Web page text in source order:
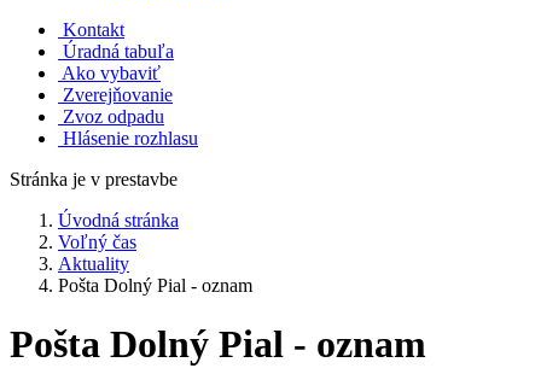
Kontakt
Úradná tabuľa
Ako vybaviť
Zverejňovanie
Zvoz odpadu
Hlásenie rozhlasu
Stránka je v prestavbe
Úvodná stránka
Voľný čas
Aktuality
Pošta Dolný Pial - oznam
Pošta Dolný Pial - oznam